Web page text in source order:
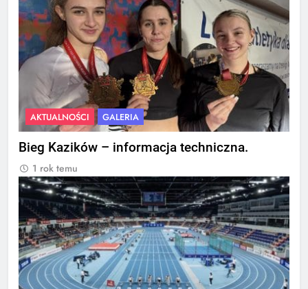
AKTUALNOŚCI GALERIA
Bieg Kazików – informacja techniczna.
1 rok temu